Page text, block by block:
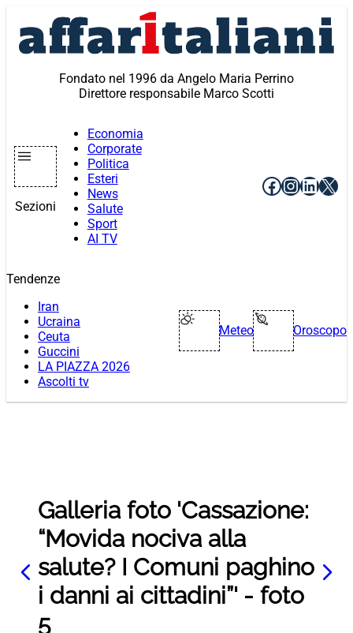
contenuto
Fondato nel 1996 da Angelo Maria Perrino
Direttore responsabile Marco Scotti
Sezioni
Economia
Corporate
Politica
Esteri
News
Salute
Sport
AI TV
Facebook
X
Tendenze
Iran
Ucraina
Ceuta
Guccini
LA PIAZZA 2026
Ascolti tv
Meteo Oroscopo
Galleria foto 'Cassazione:
“Movida nociva alla
salute? I Comuni paghino
i danni ai cittadini”' - foto
5